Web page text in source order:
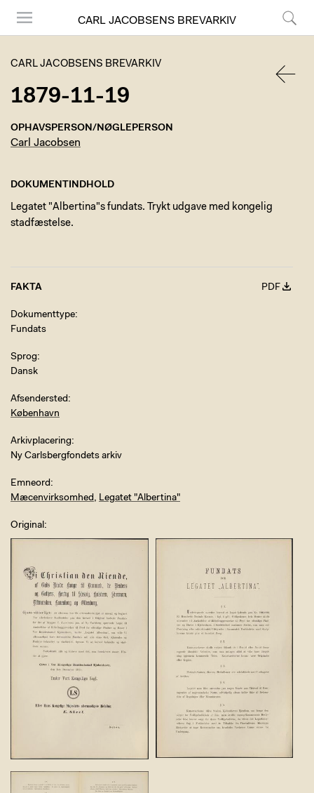
CARL JACOBSENS BREVARKIV
CARL JACOBSENS BREVARKIV
1879-11-19
OPHAVSPERSON/NØGLEPERSON
Carl Jacobsen
DOKUMENTINDHOLD
Legatet "Albertina"s fundats. Trykt udgave med kongelig
stadfæstelse.
FAKTA PDF
Dokumenttype
Fundats
Sprog
Dansk
Afsendersted
København
Arkivplacering
Ny Carlsbergfondets arkiv
Emneord
Mæcenvirksomhed, Legatet "Albertina"
Original